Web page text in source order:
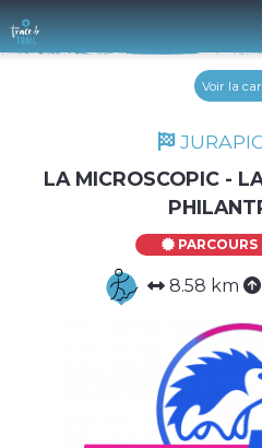
Voir la
LA MICROSCOPIC -
8.58 km